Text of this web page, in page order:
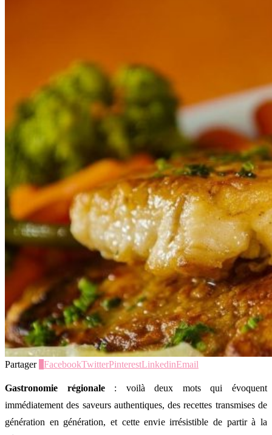
Partager FacebookTwitterPinterestLinkedinEmail
Gastronomie régionale: voilà deux mots qui évoquent
immédiatement des saveurs authentiques, des recettes transmises de
génération en génération, et cette envie irrésistible de partir à la